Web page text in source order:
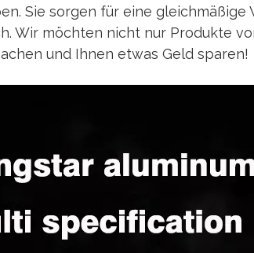
Sie sorgen für eine
Wir möchten nicht nur Produkte
und Ihnen etwas Geld sparen!